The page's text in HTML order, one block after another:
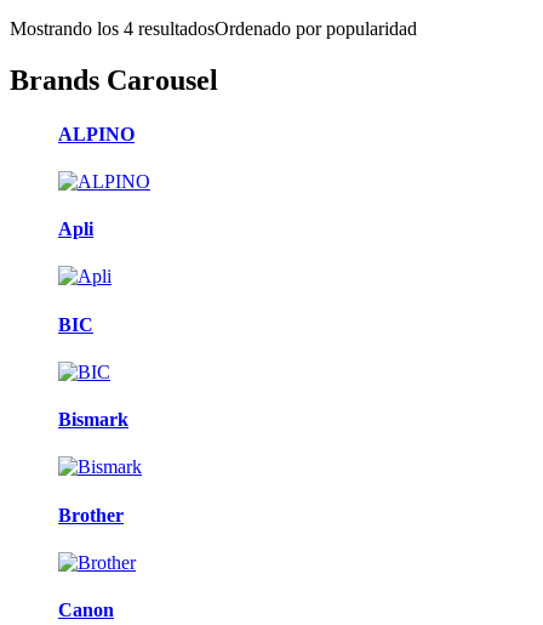
Mostrando los 4 resultadosOrdenado por popularidad
Brands Carousel
ALPINO
Apli
BIC
Bismark
Brother
Canon